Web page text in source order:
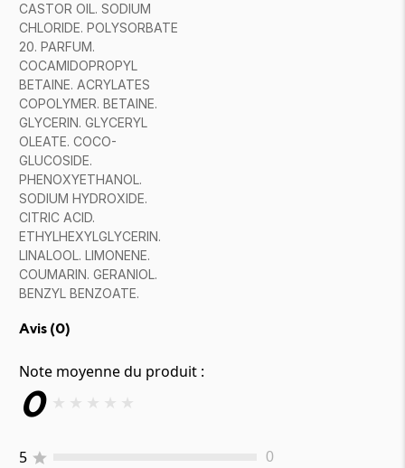
CASTOR OIL. SODIUM
CHLORIDE. POLYSORBATE
20. PARFUM.
COCAMIDOPROPYL
BETAINE. ACRYLATES
COPOLYMER. BETAINE.
GLYCERIN. GLYCERYL
OLEATE. COCO-
GLUCOSIDE.
PHENOXYETHANOL.
SODIUM HYDROXIDE.
CITRIC ACID.
ETHYLHEXYLGLYCERIN.
LINALOOL. LIMONENE.
COUMARIN. GERANIOL.
BENZYL BENZOATE.
Avis (0)
Note moyenne du produit :
0 ★ ★ ★ ★ ★
5 0